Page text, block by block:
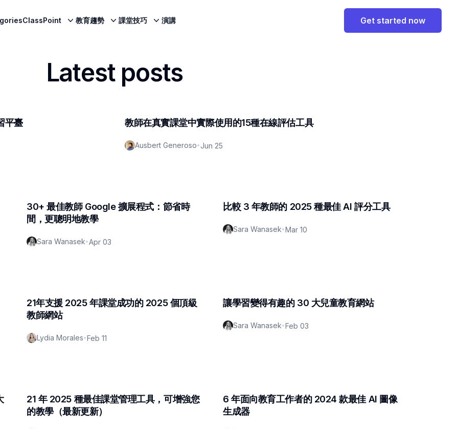
ClassPoint 教育趨勢 課堂技巧 演講 Get started now
Latest posts
平臺 教師在真實課堂中實際使用的15種在線評估工具
Ausbert Generoso•Jun 25
30+ 最佳教師 Google 擴展程式：節省時
間，更聰明地教學
Sara Wanasek•Apr 03
比較 3 年教師的 2025 種最佳 AI 評分工具
Sara Wanasek•Mar 10
21年支援 2025 年課堂成功的 2025 個頂級
教師網站
Lydia Morales•Feb 11
讓學習變得有趣的 30 大兒童教育網站
Sara Wanasek•Feb 03
21 年 2025 種最佳課堂管理工具，可增強您
的教學（最新更新）
6 年面向教育工作者的 2024 款最佳 AI 圖像
生成器